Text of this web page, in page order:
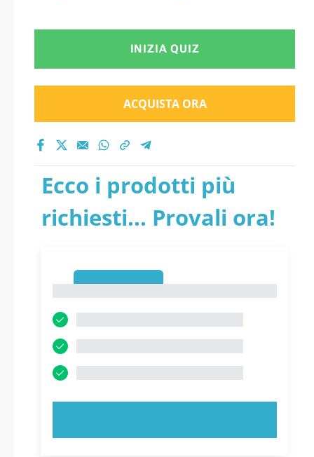
INIZIA QUIZ
ACQUISTA ORA
Ecco i prodotti più
richiesti... Provali ora!